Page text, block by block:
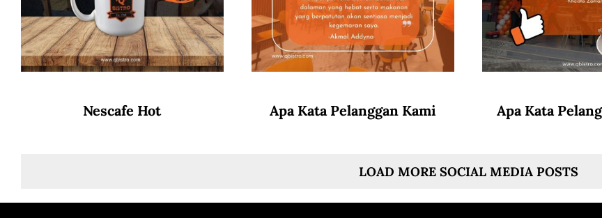
Nescafe Hot Apa Kata Pelanggan Kami Apa Kata
LOAD MORE SOCIAL MEDIA POSTS